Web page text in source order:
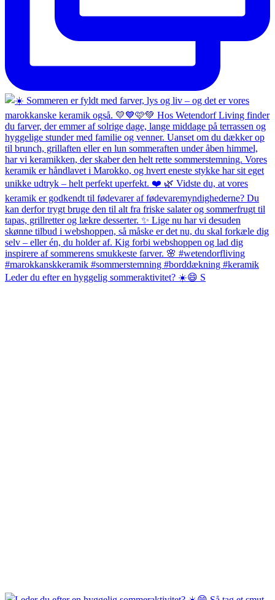
Leder du efter en hyggelig sommeraktivitet? ☀️😄 S